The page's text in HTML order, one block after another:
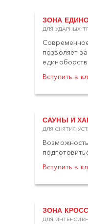
ЗОНА
ДЛЯ УДАРНЫХ
позволяет
единоборств
Вступить в
САУНЫ И
ДЛЯ СНЯТИЯ
Вступить в
ЗОНА
ДЛЯ